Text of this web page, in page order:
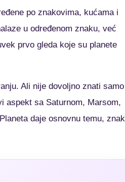
po znakovima, kućama i
u određenom znaku, već
prvo gleda koje su planete
Ali nije dovoljno znati samo
aspekt sa Saturnom, Marsom,
daje osnovnu temu, znak